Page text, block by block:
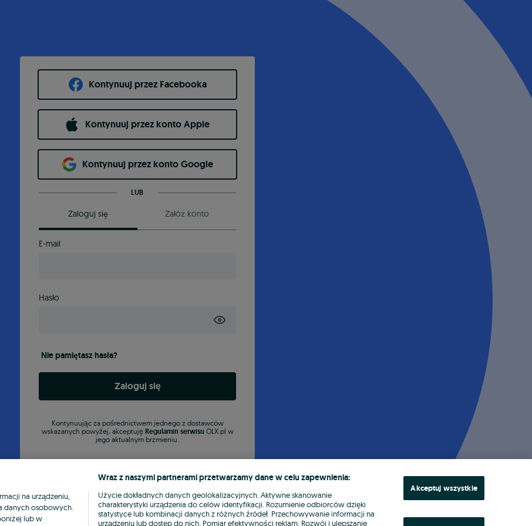
Kontynuuj przez Facebooka
Kontynuuj przez konto Apple
Kontynuuj przez konto Google
LUB
Zaloguj się Załóż konto
E-mail
Hasło
Nie pamiętasz hasła?
Zaloguj się
Kontynuując za pośrednictwem jednego z dostawców
wskazanych powyżej, akceptuję Regulamin serwisu OLX.pl w
jego aktualnym brzmieniu.
na urządzeniu,
danych osobowych.
lub w
Wraz z naszymi partnerami przetwarzamy dane w celu zapewnienia:
Użycie dokładnych danych geolokalizacyjnych. Aktywne skanowanie
charakterystyki urządzenia do celów identyfikacji. Rozumienie odbiorców dzięki
statystyce lub kombinacji danych z różnych źródeł. Przechowywanie informacji na
urządzeniu lub dostęp do nich. Pomiar efektywności reklam. Rozwój i ulepszanie
Akceptuj wszystkie